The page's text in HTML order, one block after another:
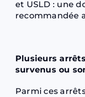
et USLD : une
recommandée
Plusieurs
survenus ou
Parmi ces